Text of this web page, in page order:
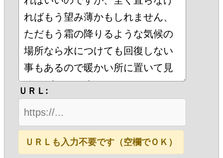
ＵＲＬ:
ＵＲＬも入力不要です（空欄でＯＫ）